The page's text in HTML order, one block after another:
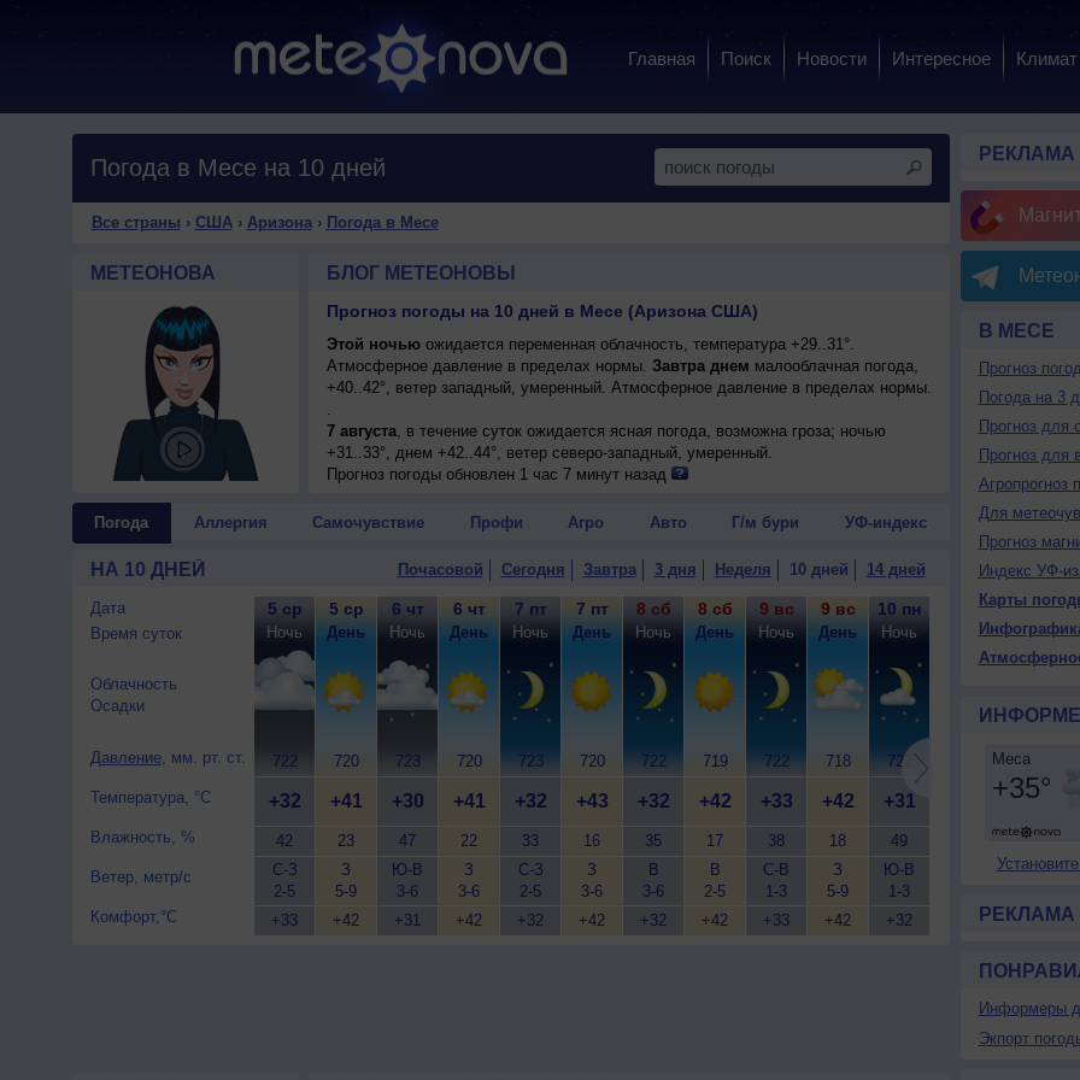
Главная Поиск Новости Интересное Климат
Погода в Месе на 10 дней
Все страны › США› Аризона› Погода в Месе
МЕТЕОНОВА БЛОГ МЕТЕОНОВЫ
Прогноз погоды на 10 дней в Месе (Аризона США)
Этой ночьюожидается переменная облачность, температура +29..31°.
Атмосферное давление в пределах нормы. Завтра днем малооблачная погода,
+40..42°, ветер западный, умеренный. Атмосферное давление в пределах нормы.
.
7 августа, в течение суток ожидается ясная погода, возможна гроза; ночью
+31..33°, днем +42..44°, ветер северо-западный, умеренный.
8 августа, в течение суток ожидается ясная погода, возможна гроза; ночью
9 августа, ожидается малооблачная погода, небольшой дождь, возможна гроза;
Прогноз погоды обновлен 1 час 7 минут назад
Погода Аллергия Самочувствие Профи Агро Авто Г/м бури УФ-индекс
НА 10 ДНЕЙ Почасовой Сегодня Завтра 3 дня Неделя 10 дней 14 дней
Дата
Время суток
Облачность
Осадки
Давление, мм. рт. ст.
Температура, °C
Влажность, %
Ветер, метр/с
Комфорт,°C
5 ср
Ночь
722
+32
42
С-З
2-5
+33
5 ср
День
720
+41
23
З
5-9
+42
6 чт
Ночь
723
+30
47
Ю-В
3-6
+31
6 чт
День
720
+41
22
З
3-6
+42
7 пт
Ночь
723
+32
33
С-З
2-5
+32
7 пт
День
720
+43
16
З
3-6
+42
8 сб
Ночь
722
+32
35
В
3-6
+32
8 сб
День
719
+42
17
В
2-5
+42
9 вс
Ночь
722
+33
38
С-В
1-3
+33
9 вс
День
718
+42
18
З
5-9
+42
10 пн
Ночь
722
+31
49
Ю-В
1-3
+32
10 пн
День
11 вт
Ночь
722
+29
54
С
+31
11
РЕКЛАМА
В МЕСЕ
Прогноз
Погода на 3
Прогноз для
Прогноз для
Агропрогноз
Для
Прогноз
Индекс УФ-
Карты
РЕКЛАМА
Информеры
Экпорт